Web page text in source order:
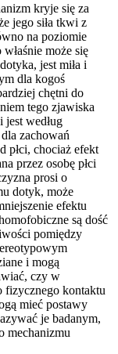
kryje się za
jego siła tkwi z
na poziomie
może się
jest miła i
dla kogoś
chętni do
tego zjawiska
według
zachowań
płci, chociaż efekt
przez osobę płci
prosi o
dotyk, może
efektu
są dość
pomiędzy
i mogą
czy w
fizycznego kontaktu
mieć postawy
je badanym,
mechanizmu